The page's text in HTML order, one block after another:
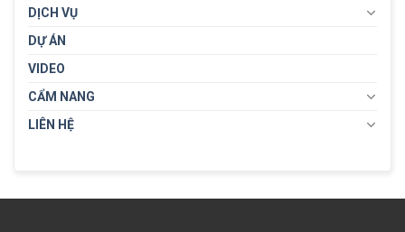
DỊCH VỤ
DỰ ÁN
VIDEO
CẨM NANG
LIÊN HỆ